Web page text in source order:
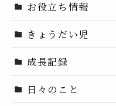
お役立ち情報
きょうだい児
成長記録
日々のこと